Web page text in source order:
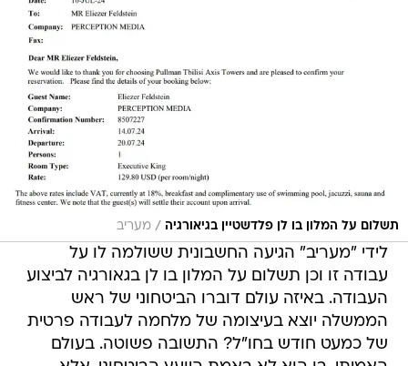
תשלום על המלון בו לן פלדשטיין בגיאורגיה / מעריב
לידי "מעריב" הגיעה החשבונית ששולמה לו על
עבודה זו וכן תשלום על המלון בו לן בגאורגיה לביצוע
העבודה. באיזה עולם דוברו הביטחוני של ראש
הממשלה יוצא בעיצומה של מלחמה לעבודה פרטית
של כמעט חודש בחו"ל? התשובה פשוטה. בעולם